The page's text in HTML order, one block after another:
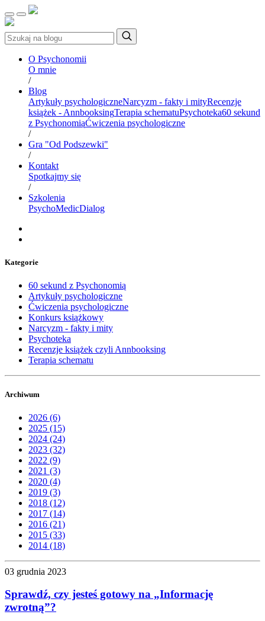
O Psychonomii
O mnie
/
Blog
Artykuły psychologiczneNarcyzm - fakty i mityRecenzje
książek - AnnbooksingTerapia schematuPsychoteka60 sekund
z PsychonomiąĆwiczenia psychologiczne
/
Gra "Od Podszewki"
/
Kontakt
Spotkajmy się
/
Szkolenia
PsychoMedicDialog
Kategorie
60 sekund z Psychonomią
Artykuły psychologiczne
Ćwiczenia psychologiczne
Konkurs książkowy
Narcyzm - fakty i mity
Psychoteka
Recenzje książek czyli Annbooksing
Terapia schematu
Archiwum
2026 (6)
2025 (15)
2024 (24)
2023 (32)
2022 (9)
2021 (3)
2020 (4)
2019 (3)
2018 (12)
2017 (14)
2016 (21)
2015 (33)
2014 (18)
03 grudnia 2023
Sprawdź, czy jesteś gotowy na „Informację
zwrotną”?